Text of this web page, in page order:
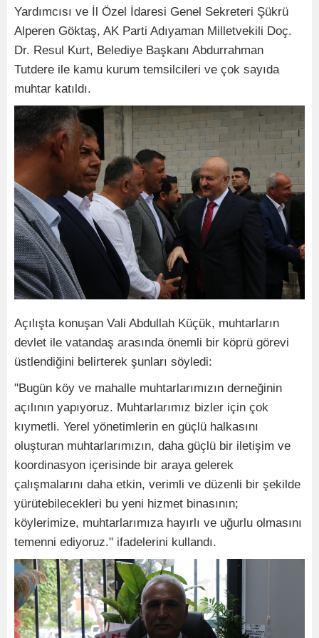
Yardımcısı ve İl Özel İdaresi Genel Sekreteri Şükrü
Alperen Göktaş, AK Parti Adıyaman Milletvekili Doç.
Dr. Resul Kurt, Belediye Başkanı Abdurrahman
Tutdere ile kamu kurum temsilcileri ve çok sayıda
muhtar katıldı.
Açılışta konuşan Vali Abdullah Küçük, muhtarların
devlet ile vatandaş arasında önemli bir köprü görevi
üstlendiğini belirterek şunları söyledi:
"Bugün köy ve mahalle muhtarlarımızın derneğinin
açılının yapıyoruz. Muhtarlarımız bizler için çok
kıymetli. Yerel yönetimlerin en güçlü halkasını
oluşturan muhtarlarımızın, daha güçlü bir iletişim ve
koordinasyon içerisinde bir araya gelerek
çalışmalarını daha etkin, verimli ve düzenli bir şekilde
yürütebilecekleri bu yeni hizmet binasının;
köylerimize, muhtarlarımıza hayırlı ve uğurlu olmasını
temenni ediyoruz." ifadelerini kullandı.